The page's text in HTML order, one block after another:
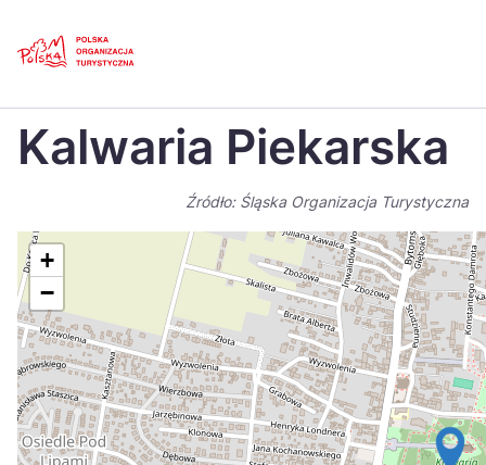
Polski
Español
Italiano
Nederlands 日本
Português
Suomi
Kalwaria Piekarska
Źródło: Śląska Organizacja Turystyczna
+
−